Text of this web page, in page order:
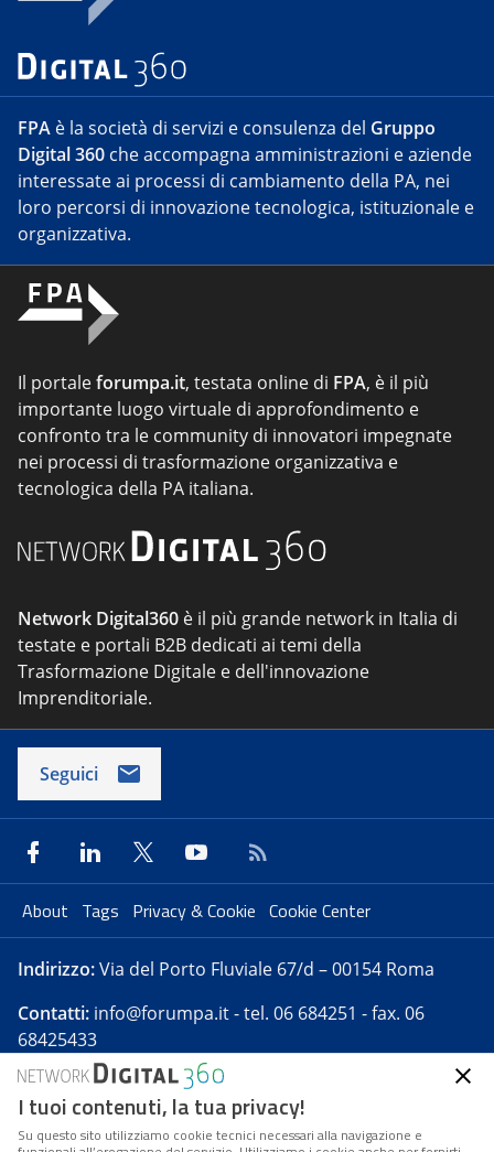
FPA è la società di servizi e consulenza del Gruppo
Digital 360 che accompagna amministrazioni e aziende
interessate ai processi di cambiamento della PA, nei
loro percorsi di innovazione tecnologica, istituzionale e
organizzativa.
Il portaleforumpa.it, testata online di FPA, è il più
importante luogo virtuale di approfondimento e
confronto tra le community di innovatori impegnate
nei processi di trasformazione organizzativa e
tecnologica della PA italiana.
Network Digital360 è il più grande network in Italia di
testate e portali B2B dedicati ai temi della
Trasformazione Digitale e dell'innovazione
Imprenditoriale.
Seguici
About Tags Privacy & Cookie Cookie Center
Indirizzo:Via del Porto Fluviale 67/d – 00154 Roma
Contatti: info@forumpa.it- tel. 06 684251 - fax. 06
68425433
Forumpa.itè una pubblicazione telematica iscritta
presso Registro della stampa del Tribunale di Roma -
I tuoi contenuti, la tua privacy!
Su questo sito utilizziamo cookie tecnici necessari alla navigazione e